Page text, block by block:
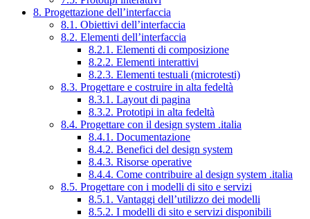
8. Progettazione dell’interfaccia
8.1. Obiettivi dell’interfaccia
8.2. Elementi dell’interfaccia
8.2.1. Elementi di composizione
8.2.2. Elementi interattivi
8.2.3. Elementi testuali (microtesti)
8.3. Progettare e costruire in alta fedeltà
8.3.1. Layout di pagina
8.3.2. Prototipi in alta fedeltà
8.4. Progettare con il design system .italia
8.4.1. Documentazione
8.4.2. Benefici del design system
8.4.3. Risorse operative
8.4.4. Come contribuire al design system .italia
8.5. Progettare con i modelli di sito e servizi
8.5.1. Vantaggi dell’utilizzo dei modelli
8.5.2. I modelli di sito e servizi disponibili